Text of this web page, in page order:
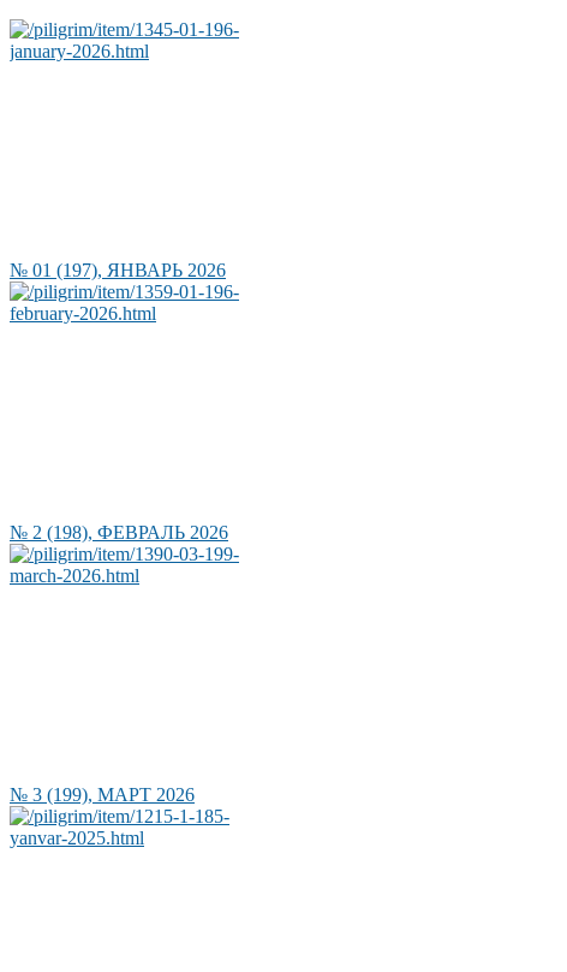
№ 01 (197), ЯНВАРЬ 2026
№ 2 (198), ФЕВРАЛЬ 2026
№ 3 (199), МАРТ 2026